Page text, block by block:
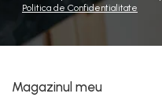
Politica de Confidentialitate
Magazinul meu